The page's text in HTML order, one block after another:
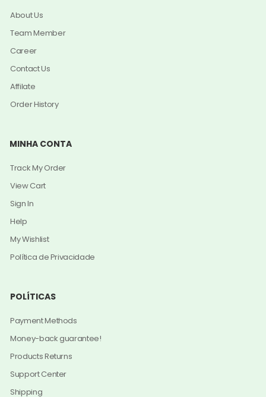
About Us
Team Member
Career
Contact Us
Affilate
Order History
MINHA CONTA
Track My Order
View Cart
Sign In
Help
My Wishlist
Política de Privacidade
POLÍTICAS
Payment Methods
Money-back guarantee!
Products Returns
Support Center
Shipping